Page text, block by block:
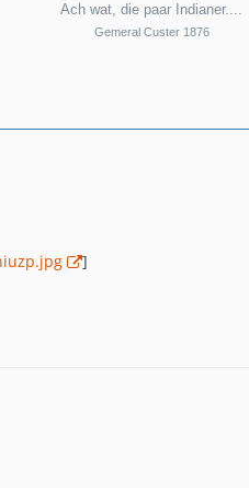
Ach wat, die paar Indianer....
Gemeral Custer 1876
]